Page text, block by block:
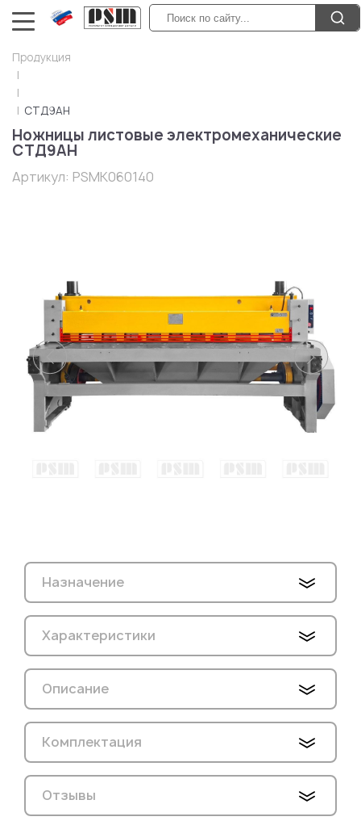
Продукция
СТД9АН
Ножницы листовые электромеханические
СТД9АН
Артикул: PSMK060140
Назначение
Характеристики
Описание
Комплектация
Отзывы